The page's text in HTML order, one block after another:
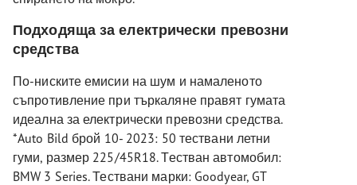
Подходяща за електрически превозни
средства
По-ниските емисии на шум и намаленото
съпротивление при търкаляне правят гумата
идеална за електрически превозни средства.
*Auto Bild брой 10- 2023: 50 тествани летни
гуми, размер 225/45R18. Тестван автомобил:
BMW 3 Series. Тествани марки: Goodyear, GT